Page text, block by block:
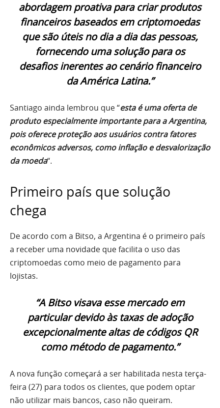
abordagem proativa para criar produtos
financeiros baseados em criptomoedas
que são úteis no dia a dia das pessoas,
fornecendo uma solução para os
desafios inerentes ao cenário financeiro
da América Latina.”
Santiago ainda lembrou que “esta é uma oferta de
produto especialmente importante para a Argentina,
pois oferece proteção aos usuários contra fatores
econômicos adversos, como inflação e desvalorização
da moeda“.
Primeiro país que solução
chega
De acordo com a Bitso, a Argentina é o primeiro país
a receber uma novidade que facilita o uso das
criptomoedas como meio de pagamento para
lojistas.
“A Bitso visava esse mercado em
particular devido às taxas de adoção
excepcionalmente altas de códigos QR
como método de pagamento.”
A nova função começará a ser habilitada nesta terça-
feira (27) para todos os clientes, que podem optar
não utilizar mais bancos, caso não queiram.